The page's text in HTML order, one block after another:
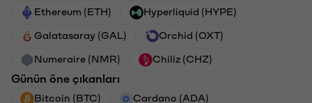
Ethereum (ETH) Hyperliquid (HYPE)
Galatasaray (GAL) Orchid (OXT)
Numeraire (NMR) Chiliz (CHZ)
Günün öne çıkanları
Bitcoin (BTC) Cardano (ADA)